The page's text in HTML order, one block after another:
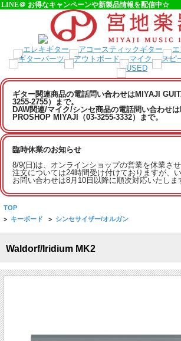
LINE＠ お得なキャンペーンや新製品情報を配信中☆
ギター関連商品の電話問い合わせはMIYAJI
3255-2755）まで。
DAW関連/マイク/シンセ商品の電話問い合わせ
PROSHOP MIYAJI（03-3255-3332）まで。
臨時休業のお知らせ
8/9(日)は、オンラインショップの営業を休業させ
注文については24時間受け付けておりますが、
お問い合わせは8月10日以降に順次対応いたしま
TOP
> キーボード > シンセサイザー/オルガン
Waldorf/Iridium MK2